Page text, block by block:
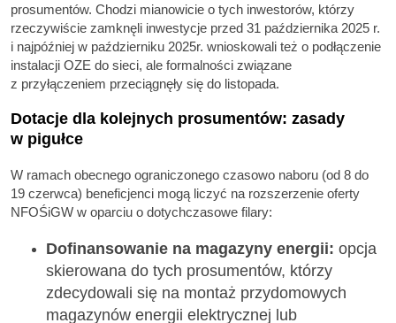
prosumentów. Chodzi mianowicie o tych inwestorów, którzy
rzeczywiście zamknęli inwestycje przed 31 października 2025 r.
i najpóźniej w październiku 2025r. wnioskowali też o podłączenie
instalacji OZE do sieci, ale formalności związane
z przyłączeniem przeciągnęły się do listopada.
Dotacje dla kolejnych prosumentów: zasady
w pigułce
W ramach obecnego ograniczonego czasowo naboru (od 8 do
19 czerwca) beneficjenci mogą liczyć na rozszerzenie oferty
NFOŚiGW w oparciu o dotychczasowe filary:
Dofinansowanie na magazyny energii: opcja
skierowana do tych prosumentów, którzy
zdecydowali się na montaż przydomowych
magazynów energii elektrycznej lub